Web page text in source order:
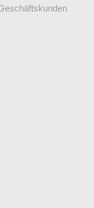
die wichtigsten